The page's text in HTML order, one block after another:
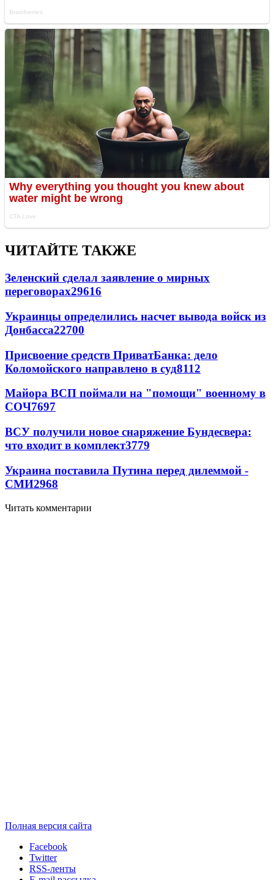
ЧИТАЙТЕ ТАКЖЕ
Зеленский сделал заявление о мирных
переговорах29616
Украинцы определились насчет вывода войск из
Донбасса22700
Присвоение средств ПриватБанка: дело
Коломойского направлено в суд8112
Майора ВСП поймали на "помощи" военному в
СОЧ7697
ВСУ получили новое снаряжение Бундесвера:
что входит в комплект3779
Украина поставила Путина перед дилеммой -
СМИ2968
Читать комментарии
Полная версия сайта
Facebook
Twitter
RSS-ленты